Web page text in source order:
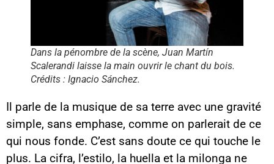
Dans la pénombre de la scène, Juan Martín
Scalerandi laisse la main ouvrir le chant du bois.
Crédits : Ignacio Sánchez.
Il parle de la musique de sa terre avec une gravité
simple, sans emphase, comme on parlerait de ce
qui nous fonde. C’est sans doute ce qui touche le
plus. La cifra, l’estilo, la huella et la milonga ne